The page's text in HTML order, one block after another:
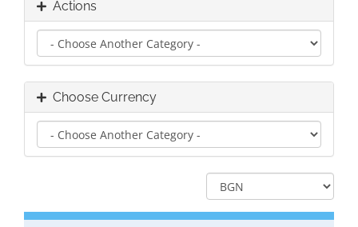
Actions
Choose Currency